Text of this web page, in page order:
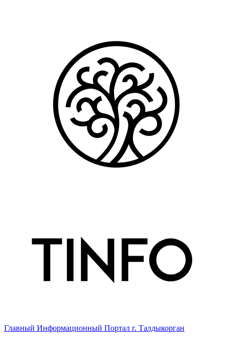
Главный Информационный Портал г. Талдыкорган